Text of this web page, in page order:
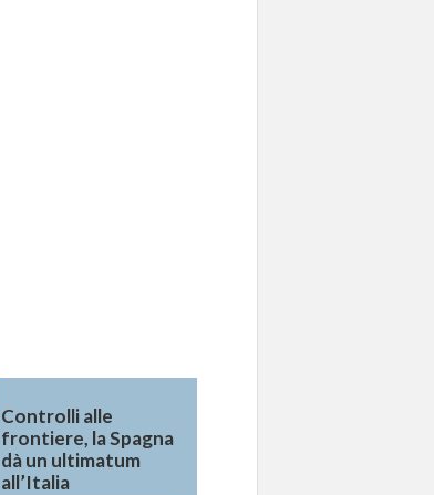
Controlli alle
frontiere, la Spagna
dà un ultimatum
all’Italia